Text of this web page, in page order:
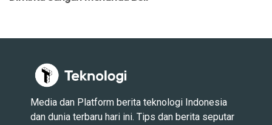
Media dan Platform berita teknologi Indonesia
dan dunia terbaru hari ini. Tips dan berita seputar